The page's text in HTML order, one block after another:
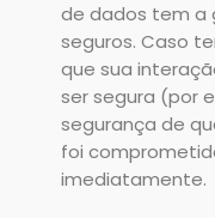
de dados tem a
seguros. Caso
que sua
ser segura (por
segurança de
foi
imediatamente.